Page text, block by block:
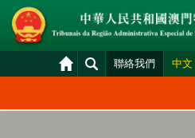
聯絡我們 中文